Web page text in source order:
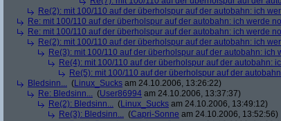
Re(2): mit 100/110 auf der überholspur auf der autobahn: ich
Re: mit 100/110 auf der überholspur auf der autobahn: ich werde
Re: mit 100/110 auf der überholspur auf der autobahn: ich werde
Re(2): mit 100/110 auf der überholspur auf der autobahn: ich
Re(3): mit 100/110 auf der überholspur auf der autobahn: ich
Re(4): mit 100/110 auf der überholspur auf der autobahn:
Re(5): mit 100/110 auf der überholspur auf der
Bledsinn... (Linux_Sucks am 24.10.2006, 13:26:22)
Re: Bledsinn... (User86994 am 24.10.2006, 13:37:37)
Re(2): Bledsinn... (Linux_Sucks am 24.10.2006, 13:49:12)
Re(3): Bledsinn... (Capri-Sonne am 24.10.2006, 13:52:56)